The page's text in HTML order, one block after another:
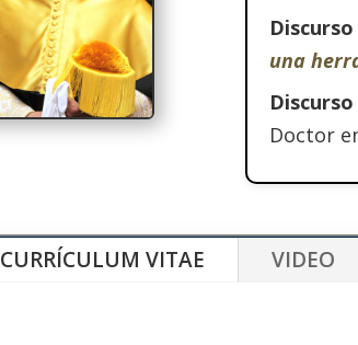
una
Doctor
CURRÍCULUM VITAE VIDEO